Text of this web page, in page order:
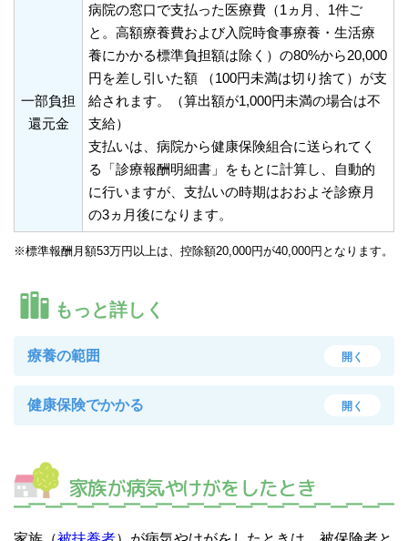
一部負担
還元金
病院の窓口で支払った医療費（1ヵ月、1件ご
と。高額療養費および入院時食事療養・生活療
養にかかる標準負担額は除く）の80%から20,000
円を差し引いた額 （100円未満は切り捨て）が支
給されます。（算出額が1,000円未満の場合は不
支給）
支払いは、病院から健康保険組合に送られてく
る「診療報酬明細書」をもとに計算し、自動的
に行いますが、支払いの時期はおおよそ診療月
の3ヵ月後になります。
※標準報酬月額53万円以上は、控除額20,000円が40,000円となります。
もっと詳しく
療養の範囲 開く
健康保険でかかる 開く
家族が病気やけがをしたとき